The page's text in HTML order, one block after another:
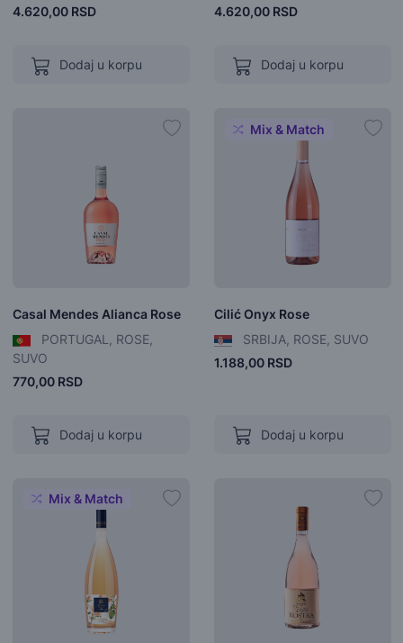
4.620,00 RSD
Dodaj u korpu
4.620,00 RSD
Dodaj u korpu
Casal Mendes Alianca Rose
PORTUGAL, ROSE,
SUVO
770,00 RSD
Dodaj u korpu
Mix & Match
Cilić Onyx Rose
SRBIJA, ROSE, SUVO
1.188,00 RSD
Dodaj u korpu
Mix & Match